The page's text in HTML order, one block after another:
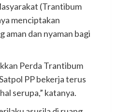
(Trantibum
menciptakan
aman dan nyaman bagi
Perda Trantibum
PP bekerja terus
serupa,” katanya.